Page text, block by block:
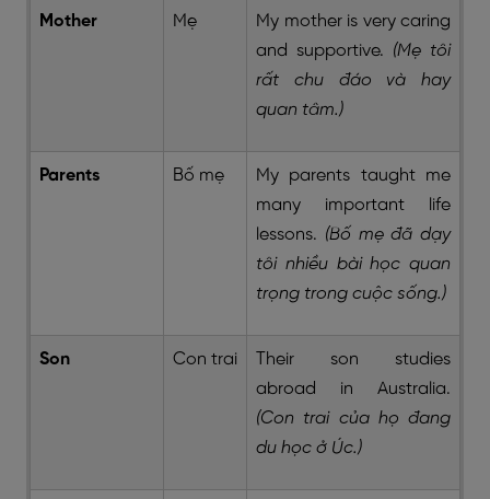
Mother Mẹ
My mother is very caring
and supportive. (Mẹ tôi
rất chu đáo và hay
quan tâm.)
Parents Bố mẹ
My parents taught me
many important life
lessons. (Bố mẹ đã dạy
tôi nhiều bài học quan
trọng trong cuộc sống.)
Son Con trai
Their son studies
abroad in Australia.
(Con trai của họ đang
du học ở Úc.)